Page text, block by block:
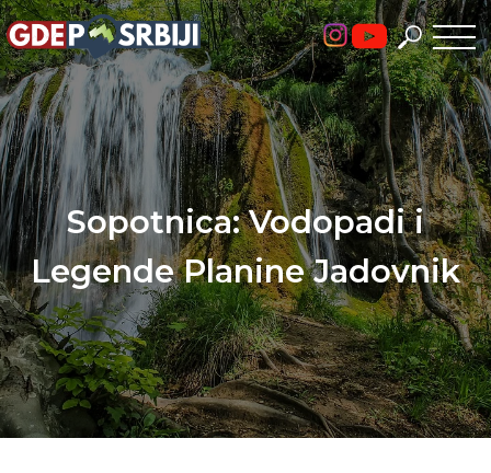
Skip
to
content
Sopotnica: Vodopadi i
Legende Planine Jadovnik